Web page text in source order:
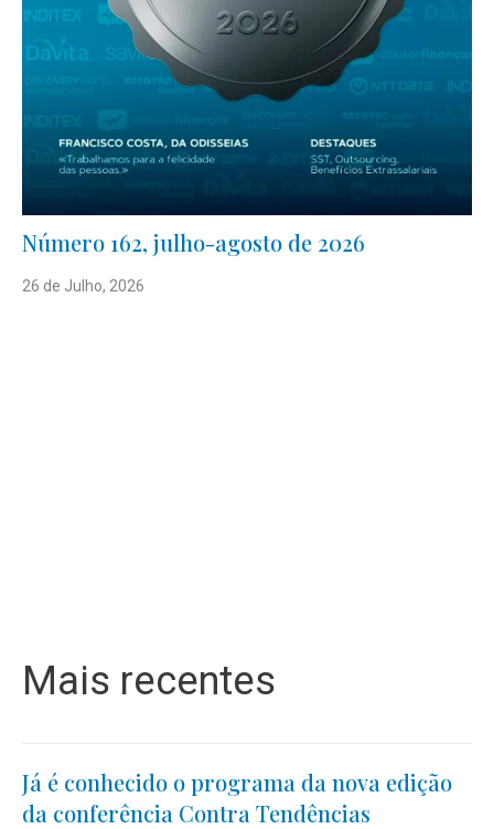
Número 162, julho-agosto de 2026
26 de Julho, 2026
Mais recentes
Já é conhecido o programa da nova edição
da conferência Contra Tendências